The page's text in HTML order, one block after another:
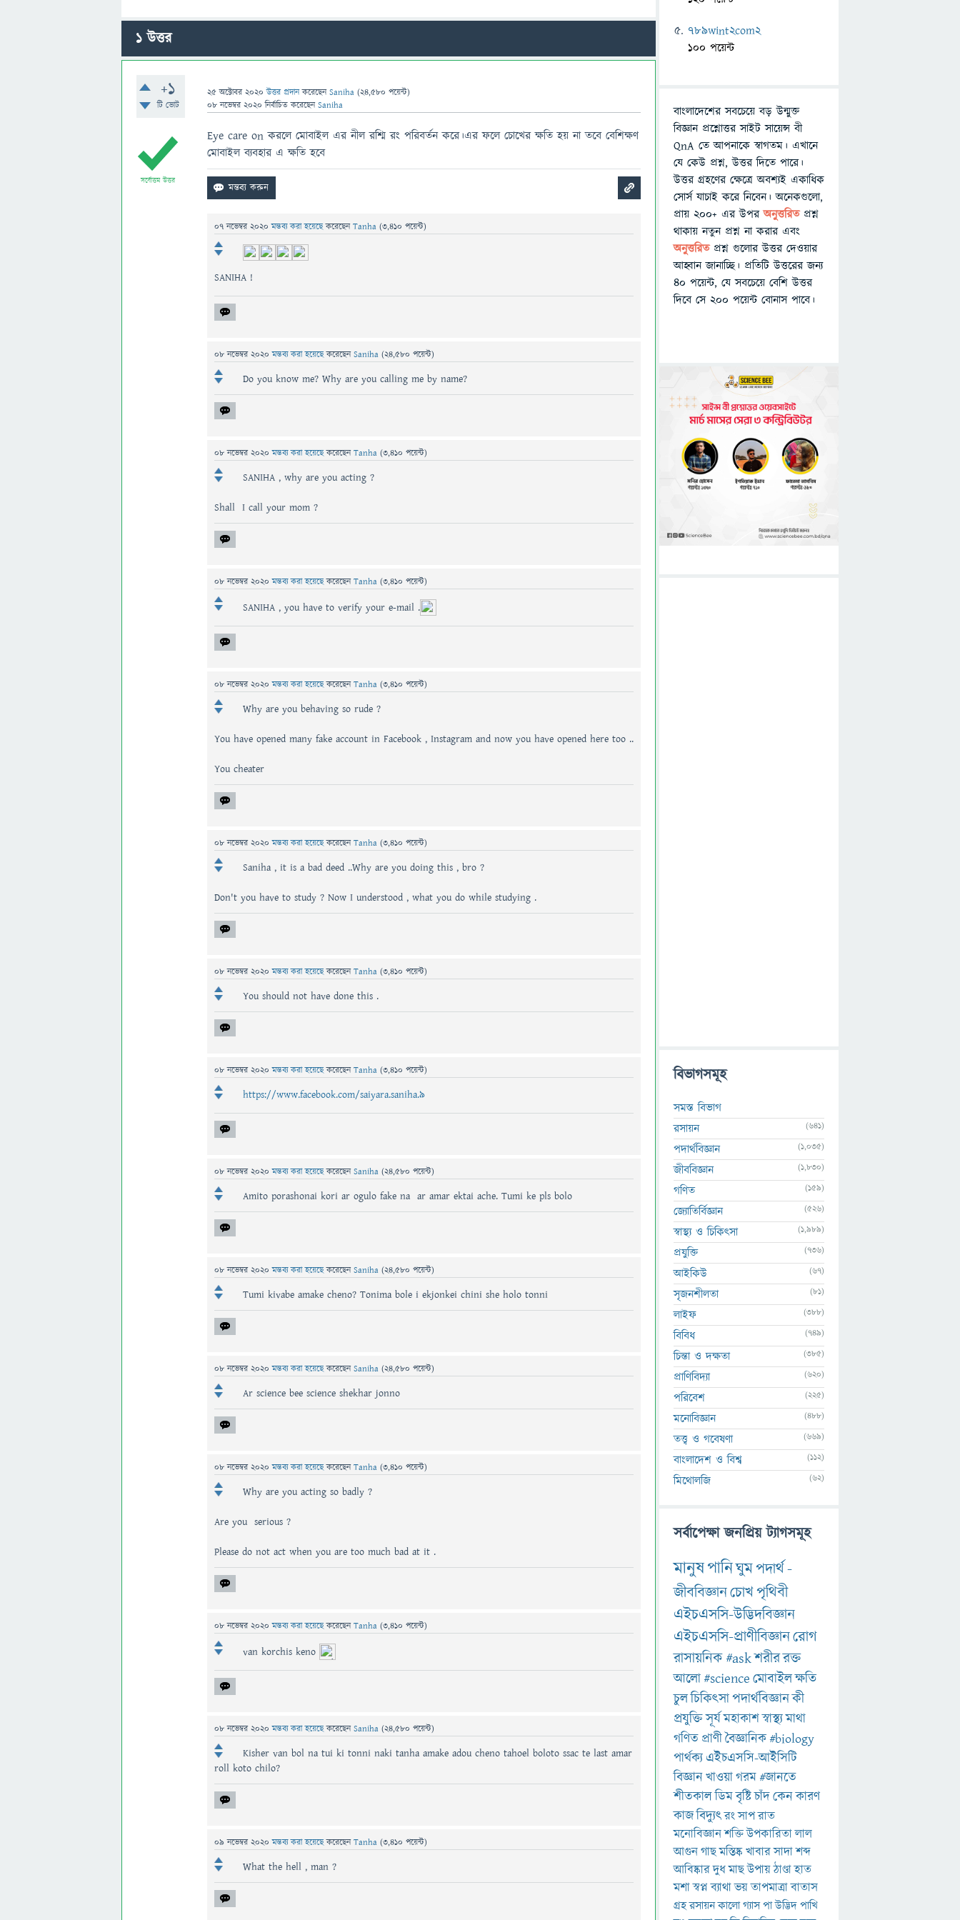
1উত্তর
+1
টি ভোট
25 অক্টোবর 2020 উত্তর প্রদান করেছেনSaniha (24,580 পয়েন্ট)
08 নভেম্বর 2020 নির্বাচিত করেছেনSaniha
সর্বোত্তম উত্তর
Eye care on করলে মোবাইল এর নীল রশ্মি রং পরিবর্তন করে।এর ফলে চোখের ক্ষতি হয় না তবে বেশিক্ষণ
মোবাইল ব্যবহার এ ক্ষতি হবে
07 নভেম্বর 2020 মন্তব্য করা হয়েছেকরেছেনTanha (3,410 পয়েন্ট)
SANIHA !
08 নভেম্বর 2020 মন্তব্য করা হয়েছেকরেছেনSaniha (24,580 পয়েন্ট)
Do you know me? Why are you calling me by name?
08 নভেম্বর 2020 মন্তব্য করা হয়েছেকরেছেনTanha (3,410 পয়েন্ট)
SANIHA , why are you acting ?
Shall I call your mom ?
08 নভেম্বর 2020 মন্তব্য করা হয়েছেকরেছেনTanha (3,410 পয়েন্ট)
SANIHA , you have to verify your e-mail .
08 নভেম্বর 2020 মন্তব্য করা হয়েছেকরেছেনTanha (3,410 পয়েন্ট)
Why are you behaving so rude ?
You have opened many fake account in Facebook , Instagram and now you have opened here too ..
You cheater
08 নভেম্বর 2020 মন্তব্য করা হয়েছেকরেছেনTanha (3,410 পয়েন্ট)
Saniha , it is a bad deed ..Why are you doing this , bro ?
Don't you have to study ? Now I understood , what you do while studying .
08 নভেম্বর 2020 মন্তব্য করা হয়েছেকরেছেনTanha (3,410 পয়েন্ট)
You should not have done this .
08 নভেম্বর 2020 মন্তব্য করা হয়েছেকরেছেনTanha (3,410 পয়েন্ট)
https://www.facebook.com/saiyara.saniha.9
08 নভেম্বর 2020 মন্তব্য করা হয়েছেকরেছেনSaniha (24,580 পয়েন্ট)
Amito porashonai kori ar ogulo fake na ar amar ektai ache. Tumi ke pls bolo
08 নভেম্বর 2020 মন্তব্য করা হয়েছেকরেছেনSaniha (24,580 পয়েন্ট)
Tumi kivabe amake cheno? Tonima bole i ekjonkei chini she holo tonni
08 নভেম্বর 2020 মন্তব্য করা হয়েছেকরেছেনSaniha (24,580 পয়েন্ট)
Ar science bee science shekhar jonno
08 নভেম্বর 2020 মন্তব্য করা হয়েছেকরেছেনTanha (3,410 পয়েন্ট)
Why are you acting so badly ?
Are you serious ?
Please do not act when you are too much bad at it .
08 নভেম্বর 2020 মন্তব্য করা হয়েছেকরেছেনTanha (3,410 পয়েন্ট)
van korchis keno
08 নভেম্বর 2020 মন্তব্য করা হয়েছেকরেছেনSaniha (24,580 পয়েন্ট)
Kisher van bol na tui ki tonni naki tanha amake adou cheno tahoel boloto ssac te last amar
roll koto chilo?
09 নভেম্বর 2020 মন্তব্য করা হয়েছেকরেছেনTanha (3,410 পয়েন্ট)
What the hell , man ?
789wint2com2
100 পয়েন্ট
বাংলাদেশের সবচেয়ে বড় উন্মুক্ত
বিজ্ঞান প্রশ্নোত্তর সাইট সায়েন্স বী
QnA তে আপনাকে স্বাগতম। এখানে
যে কেউ প্রশ্ন, উত্তর দিতে পারে।
উত্তর গ্রহণের ক্ষেত্রে অবশ্যই একাধিক
সোর্স যাচাই করে নিবেন। অনেকগুলো,
প্রায় ২০০+ এর উপরঅনুত্তরিতপ্রশ্ন
থাকায় নতুন প্রশ্ন না করার এবং
অনুত্তরিত প্রশ্ন গুলোর উত্তর দেওয়ার
আহ্বান জানাচ্ছি। প্রতিটি উত্তরের জন্য
৪০ পয়েন্ট, যে সবচেয়ে বেশি উত্তর
দিবে সে ২০০ পয়েন্ট বোনাস পাবে।
বিভাগসমূহ
সমস্ত বিভাগ
রসায়ন
(641)
পদার্থবিজ্ঞান (1,035)
জীববিজ্ঞান (1,830)
গণিত (159)
জ্যোতির্বিজ্ঞান (526)
স্বাস্থ্য ও চিকিৎসা (1,989)
প্রযুক্তি (736)
আইকিউ (67)
সৃজনশীলতা (81)
লাইফ (388)
বিবিধ (749)
চিন্তা ও দক্ষতা (385)
প্রাণিবিদ্যা (620)
পরিবেশ (225)
মনোবিজ্ঞান (488)
তত্ত্ব ও গবেষণা (669)
বাংলাদেশ ও বিশ্ব (112)
মিথোলজি (62)
সর্বাপেক্ষা জনপ্রিয় ট্যাগসমূহ
মানুষপানিঘুমপদার্থ-
জীববিজ্ঞানচোখপৃথিবী
এইচএসসি-উদ্ভিদবিজ্ঞান
এইচএসসি-প্রাণীবিজ্ঞানরোগ
রাসায়নিক#askশরীররক্ত
আলো#scienceমোবাইলক্ষতি
চুলচিকিৎসাপদার্থবিজ্ঞানকী
প্রযুক্তিসূর্যমহাকাশস্বাস্থ্যমাথা
গণিত প্রাণীবৈজ্ঞানিক#biology
পার্থক্য এইচএসসি-আইসিটি
বিজ্ঞানখাওয়াগরম#জানতে
শীতকালডিমবৃষ্টিচাঁদকেনকারণ
কাজবিদ্যুৎরংসাপরাত
মনোবিজ্ঞানশক্তিউপকারিতালাল
আগুনগাছমস্তিষ্কখাবারসাদাশব্দ
আবিষ্কারদুধমাছউপায়ঠাণ্ডাহাত
মশাস্বপ্নব্যাথাভয়তাপমাত্রাবাতাস
গ্রহরসায়নকালোগ্যাসপাউদ্ভিদপাখি